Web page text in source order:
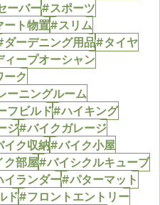
ーバー#スポーツ
ト物置#スリム
ーデニング用品#タイヤ
ープオーシャン
ク
ーニングルーム
フビルド#ハイキング
ジ#バイクガレージ
ク収納#バイク小屋
部屋#バイシクルキューブ
ランダー#パターマット
ド#フロントエントリー